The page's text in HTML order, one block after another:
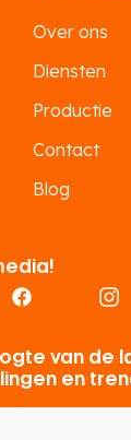
Over ons
Diensten
Productie
Contact
Blog
van de
en